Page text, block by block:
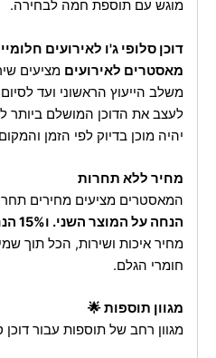
מוגש עם תוספת חמה לבחירה.
דוכן סלופי ג'ו לאירועים
מאסטרים לאירועים מציעים
משלב הייעוץ הראשוני ועד
לעצב את הדוכן המושלם ביותר
יהיה מוכן בדיוק לפי הזמן
מחיר ללא תחרות
המאסטרים מציעים מחירים
הנחה על המוצר השני. ו15% הנחה על המוצר השלישי.
מחיר איכות ושירות, הכל תוך
חומרי הגלם.
מגוון תוספות 🌟
מגוון רחב של תוספות עבור דוכן